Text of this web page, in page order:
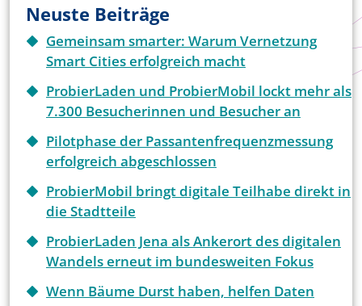
Neuste Beiträge
Gemeinsam smarter: Warum Vernetzung
Smart Cities erfolgreich macht
ProbierLaden und ProbierMobil lockt mehr als
7.300 Besucherinnen und Besucher an
Pilotphase der Passantenfrequenzmessung
erfolgreich abgeschlossen
ProbierMobil bringt digitale Teilhabe direkt in
die Stadtteile
ProbierLaden Jena als Ankerort des digitalen
Wandels erneut im bundesweiten Fokus
Wenn Bäume Durst haben, helfen Daten